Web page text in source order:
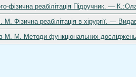
фізична реабілітація Підручник. —
Фізична реабілітація в хірургії. —
М. М. Методи функціональних досліджень